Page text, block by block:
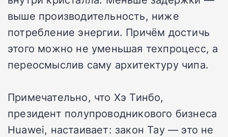
выше производительность, ниже
потребление энергии. Причём достичь
этого можно не уменьшая техпроцесс, а
переосмыслив саму архитектуру чипа.
Примечательно, что Хэ Тинбо,
президент полупроводникового бизнеса
Huawei, настаивает: закон Тау — это не